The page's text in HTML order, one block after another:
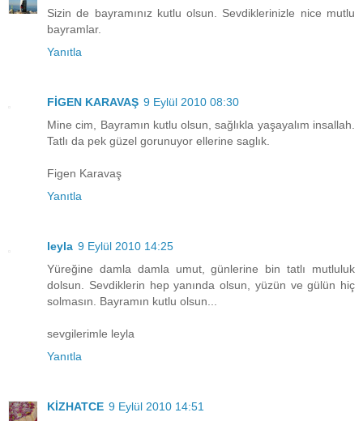
Sizin de bayramınız kutlu olsun. Sevdiklerinizle nice mutlu
bayramlar.
Yanıtla
FİGEN KARAVAŞ 9 Eylül 2010 08:30
Mine cim, Bayramın kutlu olsun, sağlıkla yaşayalım insallah.
Tatlı da pek güzel gorunuyor ellerine saglık.
Figen Karavaş
Yanıtla
leyla 9 Eylül 2010 14:25
Yüreğine damla damla umut, günlerine bin tatlı mutluluk
dolsun. Sevdiklerin hep yanında olsun, yüzün ve gülün hiç
solmasın. Bayramın kutlu olsun...
sevgilerimle leyla
Yanıtla
KİZHATCE 9 Eylül 2010 14:51